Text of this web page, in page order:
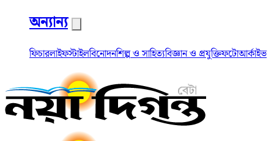
অন্যান্য
ফিচারলাইফস্টাইলবিনোদনশিল্প ও সাহিত্যবিজ্ঞান ও প্রযুক্তিফটোআর্কাইভ